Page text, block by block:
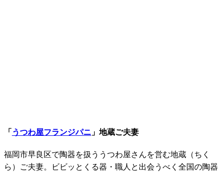
「 うつわ屋フランジパニ 」地蔵ご夫妻
福岡市早良区で陶器を扱ううつわ屋さんを営む地蔵（ちく
ら）ご夫妻。ビビッとくる器・職人と出会うべく全国の陶器